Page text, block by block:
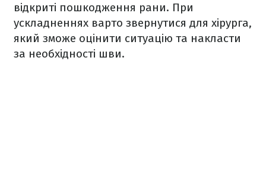
відкриті пошкодження рани. При
ускладненнях варто звернутися для хірурга,
який зможе оцінити ситуацію та накласти
за необхідності шви.